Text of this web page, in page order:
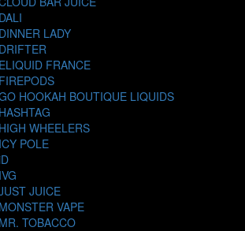
DALI
DINNER LADY
DRIFTER
ELIQUID FRANCE
FIREPODS
HOOKAH BOUTIQUE LIQUIDS
HASHTAG
HIGH WHEELERS
ICY POLE
IVG
JUICE
MONSTER VAPE
MR. TOBACCO